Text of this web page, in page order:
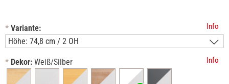
* Variante: Info
* Dekor: Weiß/Silber Info